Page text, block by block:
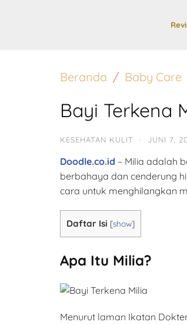
Beranda Baby Care
Bayi Terkena
KESEHATAN KULIT · JUNI 7,
Doodle.co.id – Milia adalah
berbahaya dan cenderung
cara untuk menghilangkan
Daftar Isi [show]
Apa Itu Milia?
Menurut laman Ikatan